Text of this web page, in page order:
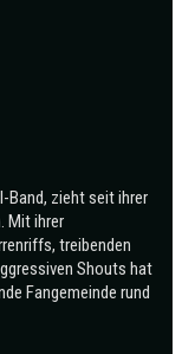
Band, zieht seit ihrer
Mit ihrer
treibenden
Shouts hat
Fangemeinde rund